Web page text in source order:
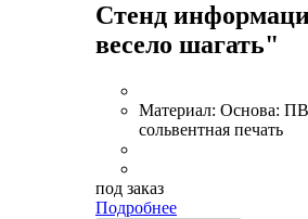
Стенд
весело шагать"
Материал: Основа:
сольвентная печать
под заказ
Подробнее